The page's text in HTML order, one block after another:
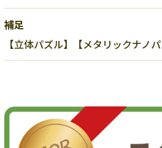
補足
【立体パズル】【メタリックナノ